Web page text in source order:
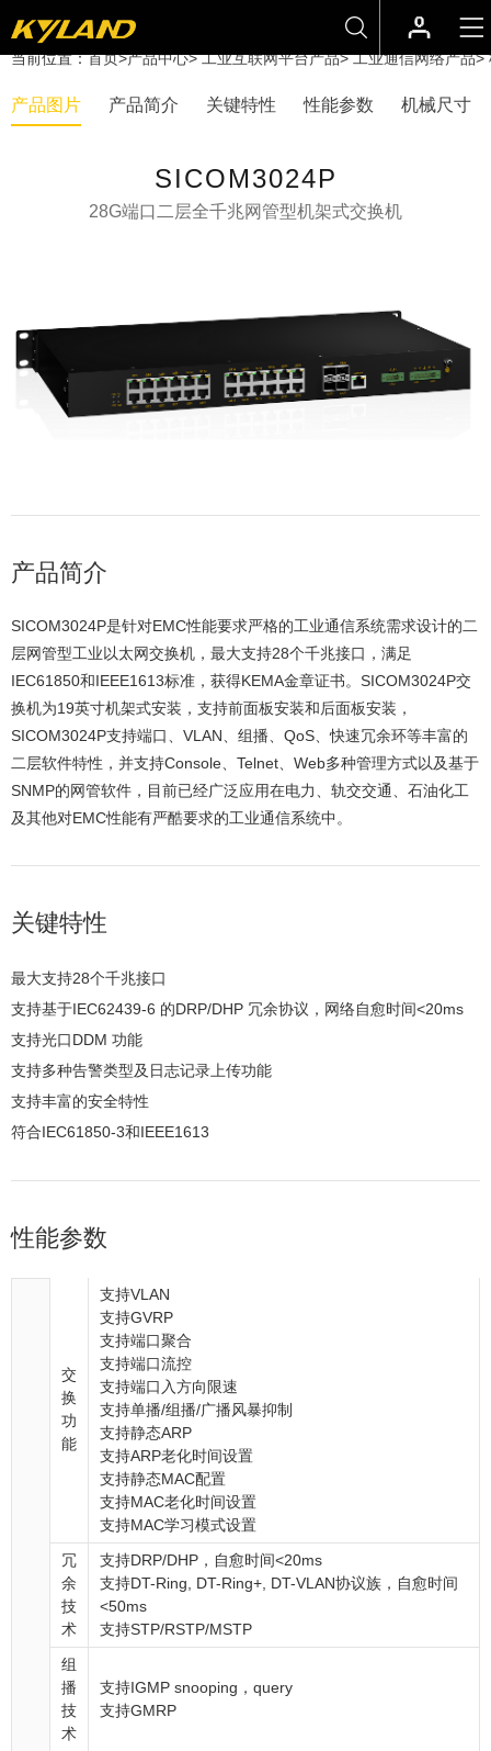
当前位置：首页>产品中心>工业互联网平台产品>工业通信网络产品>
产品图片 产品简介 关键特性 性能参数 机械尺寸
SICOM3024P
28G端口二层全千兆网管型机架式交换机
产品简介
SICOM3024P是针对EMC性能要求严格的工业通信系统需求设计的二
层网管型工业以太网交换机，最大支持28个千兆接口，满足
IEC61850和IEEE1613标准，获得KEMA金章证书。SICOM3024P交
换机为19英寸机架式安装，支持前面板安装和后面板安装，
SICOM3024P支持端口、VLAN、组播、QoS、快速冗余环等丰富的
二层软件特性，并支持Console、Telnet、Web多种管理方式以及基于
SNMP的网管软件，目前已经广泛应用在电力、轨交交通、石油化工
及其他对EMC性能有严酷要求的工业通信系统中。
关键特性
最大支持28个千兆接口
支持基于IEC62439-6 的DRP/DHP 冗余协议，网络自愈时间<20ms
支持光口DDM 功能
支持多种告警类型及日志记录上传功能
支持丰富的安全特性
符合IEC61850-3和IEEE1613
性能参数
交
换
功
能
支持VLAN
支持GVRP
支持端口聚合
支持端口流控
支持端口入方向限速
支持单播/组播/广播风暴抑制
支持静态ARP
支持ARP老化时间设置
支持静态MAC配置
支持MAC老化时间设置
支持MAC学习模式设置
冗
余
技
术
支持DRP/DHP，自愈时间<20ms
支持DT-Ring, DT-Ring+, DT-VLAN协议族，自愈时间
<50ms
支持STP/RSTP/MSTP
组
播
技
术
支持IGMP snooping，query
支持GMRP